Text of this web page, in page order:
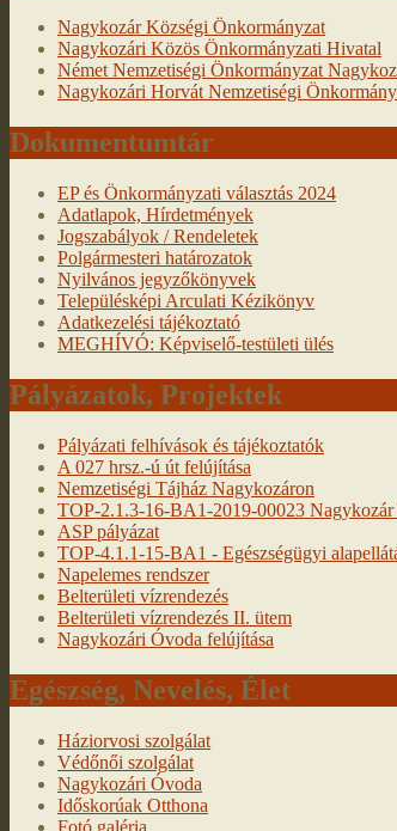
Nagykozár Községi Önkormányzat
Nagykozári Közös Önkormányzati Hivatal
Német Nemzetiségi Önkormányzat
Nagykozári Horvát Nemzetiségi
Dokumentumtár
EP és Önkormányzati választás 2024
Adatlapok, Hírdetmények
Jogszabályok / Rendeletek
Polgármesteri határozatok
Nyilvános jegyzőkönyvek
Településképi Arculati Kézikönyv
Adatkezelési tájékoztató
MEGHÍVÓ: Képviselő-testületi ülés
Pályázatok, Projektek
Pályázati felhívások és tájékoztatók
A 027 hrsz.-ú út felújítása
Nemzetiségi Tájház Nagykozáron
TOP-2.1.3-16-BA1-2019-00023
ASP pályázat
TOP-4.1.1-15-BA1 - Egészségügyi
Napelemes rendszer
Belterületi vízrendezés
Belterületi vízrendezés II. ütem
Nagykozári Óvoda felújítása
Egészség, Nevelés, Élet
Háziorvosi szolgálat
Védőnői szolgálat
Nagykozári Óvoda
Időskorúak Otthona
Fotó galéria